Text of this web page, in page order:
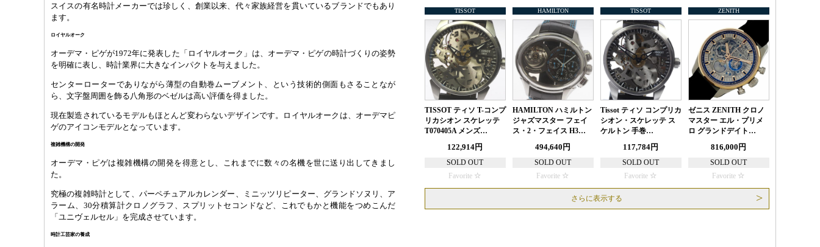
スイスの有名時計メーカーでは珍しく、創業以来、代々家族経営を貫いているブランドでもあり
ます。
ロイヤルオーク
オーデマ・ピゲが1972年に発表した「ロイヤルオーク」は、オーデマ・ピゲの時計づくりの姿勢
を明確に表し、時計業界に大きなインパクトを与えました。
センターローターでありながら薄型の自動巻ムーブメント、という技術的側面もさることなが
ら、文字盤周囲を飾る八角形のベゼルは高い評価を得ました。
現在製造されているモデルもほとんど変わらないデザインです。ロイヤルオークは、オーデマピ
ゲのアイコンモデルとなっています。
複雑機構の開発
オーデマ・ピゲは複雑機構の開発を得意とし、これまでに数々の名機を世に送り出してきまし
た。
究極の複雑時計として、パーペチュアルカレンダー、ミニッツリピーター、グランドソヌリ、ア
ラーム、30分積算計クロノグラフ、スプリットセコンドなど、これでもかと機能をつめこんだ
「ユニヴェルセル」を完成させています。
時計工芸家の養成
TISSOT
TISSOT ティソ T-コンプ
リカシオン スケレッテ
T070405A メンズ…
122,914円
SOLD OUT
Favorite
HAMILTON
HAMILTON ハミルトン
ジャズマスター フェイ
ス・2・フェイス H3…
494,640円
SOLD OUT
Favorite
TISSOT
Tissot ティソ コンプリカ
シオン・スケレッテ ス
ケルトン 手巻…
117,784円
SOLD OUT
Favorite
ZENITH
ゼニス ZENITH クロノ
マスター エル・プリメ
ロ グランドデイト…
816,000円
SOLD OUT
Favorite
さらに表示する